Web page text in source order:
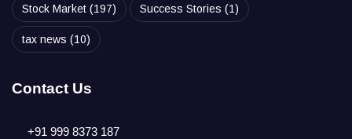
Stock Market (197) Success Stories (1)
tax news (10)
Contact Us
+91 999 8373 187